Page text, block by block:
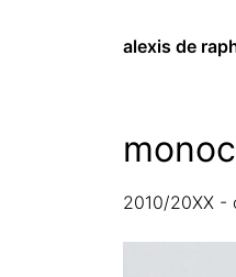
alexis de
2010/20XX -